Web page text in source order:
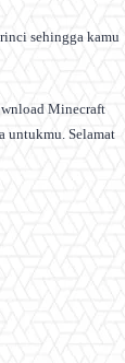
sehingga kamu
Minecraft
untukmu. Selamat